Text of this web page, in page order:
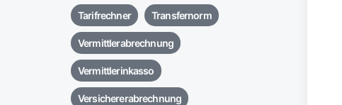
Tarifrechner Transfernorm
Vermittlerabrechnung
Vermittlerinkasso
Versichererabrechnung